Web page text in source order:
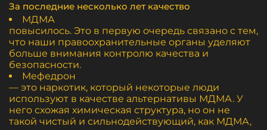
За последние несколько лет качество
МДМА
повысилось. Это в первую очередь связано с тем,
что наши правоохранительные органы уделяют
больше внимания контролю качества и
безопасности.
Мефедрон
— это наркотик, который некоторые люди
используют в качестве альтернативы МДМА. У
него схожая химическая структура, но он не
такой чистый и сильнодействующий, как МДМА,